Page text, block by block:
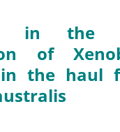
in the
of
the haul